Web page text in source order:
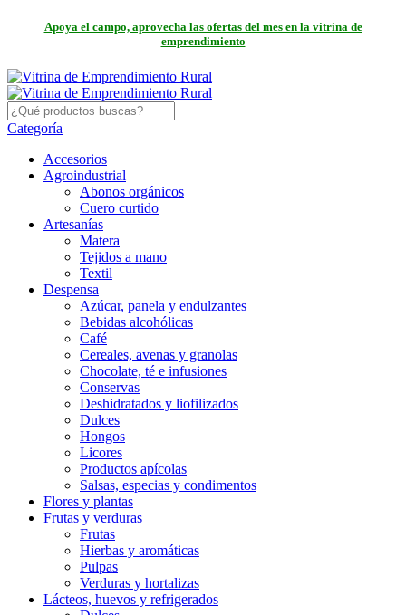
Apoya el campo, aprovecha las ofertas del mes en la vitrina de
emprendimiento
Categoría
Accesorios
Agroindustrial
Abonos orgánicos
Cuero curtido
Artesanías
Matera
Tejidos a mano
Textil
Despensa
Azúcar, panela y endulzantes
Bebidas alcohólicas
Café
Cereales, avenas y granolas
Chocolate, té e infusiones
Conservas
Deshidratados y liofilizados
Dulces
Hongos
Licores
Productos apícolas
Salsas, especias y condimentos
Flores y plantas
Frutas y verduras
Frutas
Hierbas y aromáticas
Pulpas
Verduras y hortalizas
Lácteos, huevos y refrigerados